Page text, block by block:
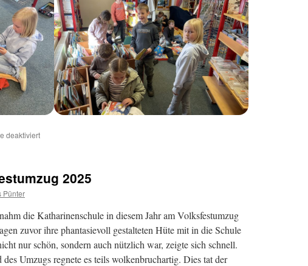
deaktiviertfür
Klassen
Bücherei
2025
Pünter
die Katharinenschule in diesem Jahr am Volksfestumzug
zuvor ihre phantasievoll gestalteten Hüte mit in die Schule
nur schön, sondern auch nützlich war, zeigte sich schnell.
Umzugs regnete es teils wolkenbruchartig. Dies tat der